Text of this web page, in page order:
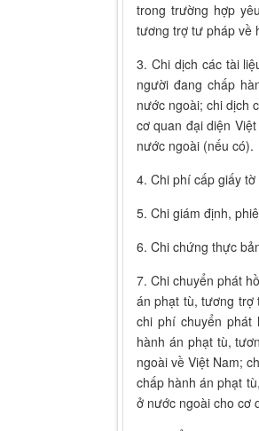
trong trường hợp
tương trợ tư pháp về
3. Chi dịch các tài
người đang chấp
nước ngoài; chi dịch
cơ quan đại diện
nước ngoài (nếu có).
4. Chi phí cấp giấy
5. Chi giám định,
6. Chi chứng thực
7. Chi chuyển phát
án phạt tù, tương
chi phí chuyển phát
hành án phạt tù,
ngoài về Việt Nam;
chấp hành án phạt
ở nước ngoài cho cơ